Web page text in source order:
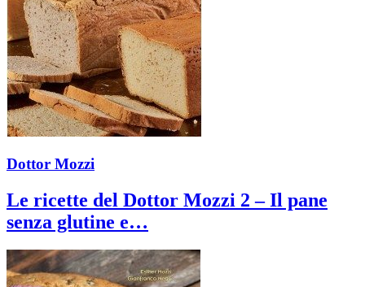
Dottor Mozzi
Le ricette del Dottor Mozzi 2 – Il pane
senza glutine e…